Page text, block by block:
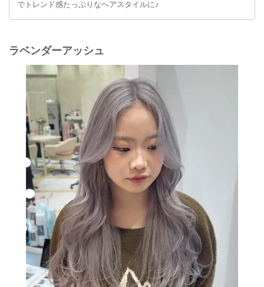
でトレンド感たっぷりなヘアスタイルに♪
ラベンダーアッシュ